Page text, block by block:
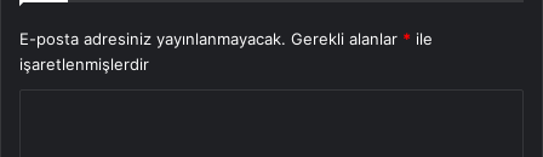
E-posta adresiniz yayınlanmayacak. Gerekli alanlar * ile
işaretlenmişlerdir